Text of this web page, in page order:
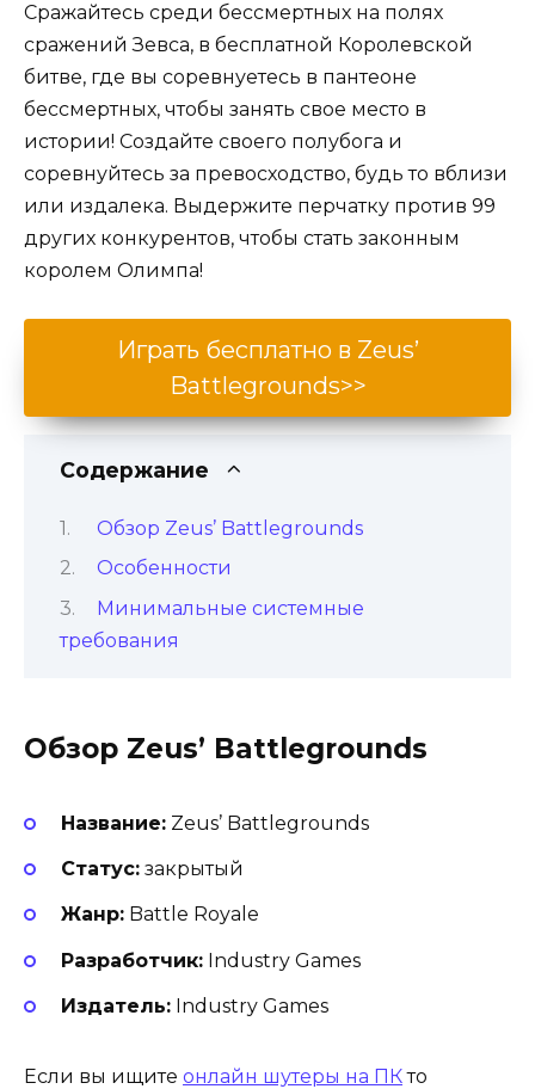
Сражайтесь среди бессмертных на полях
сражений Зевса, в бесплатной Королевской
битве, где вы соревнуетесь в пантеоне
бессмертных, чтобы занять свое место в
истории! Создайте своего полубога и
соревнуйтесь за превосходство, будь то вблизи
или издалека. Выдержите перчатку против 99
других конкурентов, чтобы стать законным
королем Олимпа!
Играть бесплатно в Zeus’
Battlegrounds>>
Содержание
Обзор Zeus’ Battlegrounds
Особенности
Минимальные системные
требования
Обзор Zeus’ Battlegrounds
Название:Zeus’ Battlegrounds
Статус:закрытый
Жанр:Battle Royale
Разработчик:Industry Games
Издатель:Industry Games
Если вы ищите онлайн шутеры на ПКто